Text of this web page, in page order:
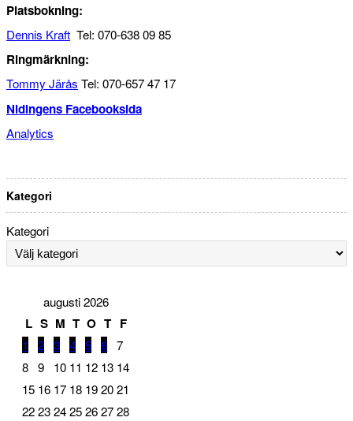
Platsbokning:
Dennis Kraft Tel: 070-638 09 85
Ringmärkning:
Tommy Järås Tel: 070-657 47 17
Nidingens Facebooksida
Analytics
Kategori
Kategori
augusti 2026
L S M T O T F
1 2 3 4 5 6 7
8 9 10 11 12 13 14
15 16 17 18 19 20 21
22 23 24 25 26 27 28